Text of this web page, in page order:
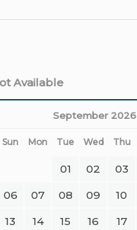
Available
September 2026
Sun Mon Tue Wed Thu
01 02 03
06
07 08 09 10
13
14 15 16 17